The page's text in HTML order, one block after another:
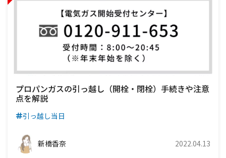
プロパンガスの引っ越し（開栓・閉栓）手続きや注意
点を解説
引っ越し当日
新橋香奈 2022.04.13